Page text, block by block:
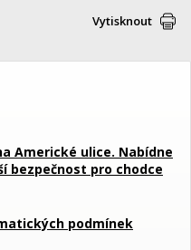
Vytisknout
Americké ulice. Nabídne
bezpečnost pro chodce
podmínek